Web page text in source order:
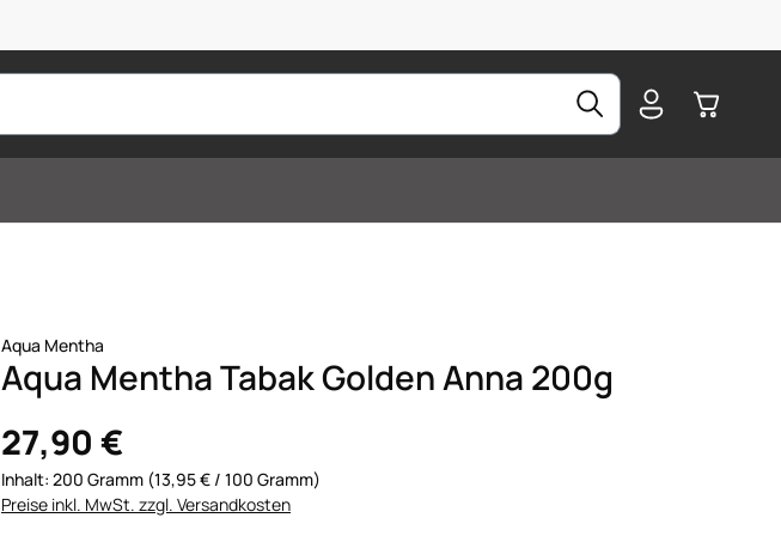
Aqua Mentha
Aqua Mentha Tabak Golden Anna 200g
27,90 €
Inhalt: 200 Gramm (13,95 € / 100 Gramm)
Preise inkl. MwSt. zzgl. Versandkosten